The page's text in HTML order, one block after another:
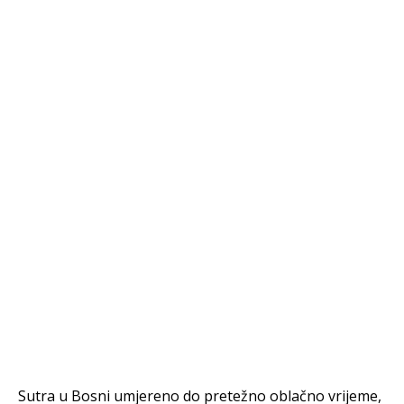
Sutra u Bosni umjereno do pretežno oblačno vrijeme,